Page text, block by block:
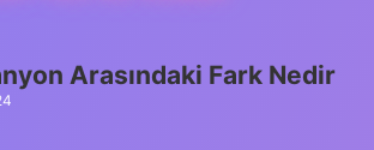
Arasındaki Fark Nedir